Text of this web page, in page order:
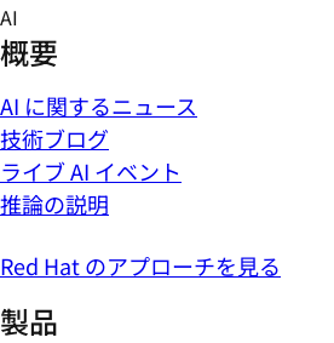
Skip
to
content
AI
概要
AI に関するニュース
技術ブログ
ライブ AI イベント
推論の説明
Red Hat のアプローチを見る
製品